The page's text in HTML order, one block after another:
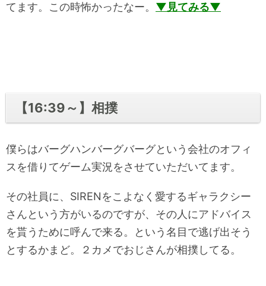
てます。この時怖かったなー。 ▼見てみる▼
【16:39～】相撲
僕らはバーグハンバーグバーグという会社のオフィ
スを借りてゲーム実況をさせていただいてます。
その社員に、SIRENをこよなく愛するギャラクシー
さんという方がいるのですが、その人にアドバイス
を貰うために呼んで来る。という名目で逃げ出そう
とするかまど。２カメでおじさんが相撲してる。